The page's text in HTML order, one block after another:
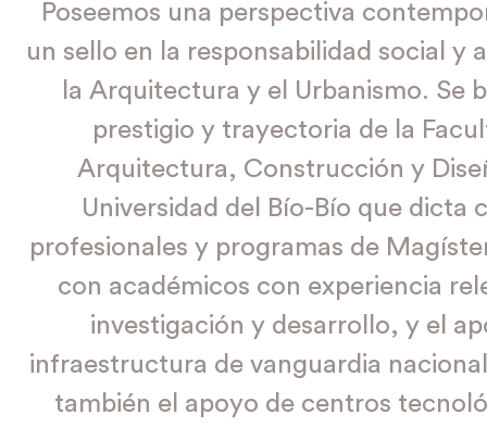
Poseemos una perspectiva
un sello en la responsabilidad social y
la Arquitectura y el Urbanismo. Se
prestigio y trayectoria de la
Arquitectura, Construcción y
Universidad del Bío-Bío que dicta
profesionales y programas de
con académicos con experiencia
investigación y desarrollo, y el
infraestructura de vanguardia
también el apoyo de centros